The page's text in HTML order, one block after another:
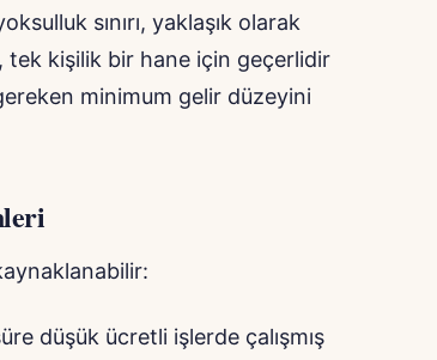
sınırı, yaklaşık olarak
tek kişilik bir hane için geçerlidir
minimum gelir düzeyini
düşük ücretli işlerde çalışmış